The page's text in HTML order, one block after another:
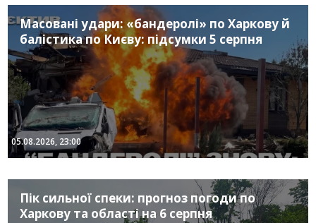
Масовані удари: «бандеролі» по Харкову й
балістика по Києву: підсумки 5 серпня
05.08.2026, 23:00
Пік сильної спеки: прогноз погоди по
Харкову та області на 6 серпня